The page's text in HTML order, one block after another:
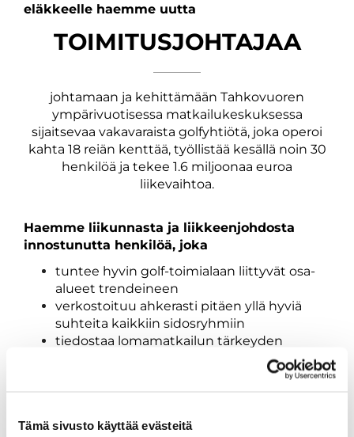
Tämä sivusto käyttää evästeitä
eläkkeelle haemme uutta
TOIMITUSJOHTAJAA
johtamaan ja kehittämään Tahkovuoren
ympärivuotisessa matkailukeskuksessa
sijaitsevaa vakavaraista golfyhtiötä, joka operoi
kahta 18 reiän kenttää, työllistää kesällä noin 30
henkilöä ja tekee 1.6 miljoonaa euroa
liikevaihtoa.
Haemme liikunnasta ja liikkeenjohdosta
innostunutta henkilöä, joka
tuntee hyvin golf-toimialaan liittyvät osa-
alueet trendeineen
verkostoituu ahkerasti pitäen yllä hyviä
suhteita kaikkiin sidosryhmiin
tiedostaa lomamatkailun tärkeyden
johtaa operatiivista ja pitkän aikavälin
taitaa motivoinnin ja innostamisen luoden